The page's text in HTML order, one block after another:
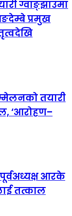
ग्वाङ्झाउमा
प्रमुख
तयारी
‘आरोहण–
आरके
तत्काल